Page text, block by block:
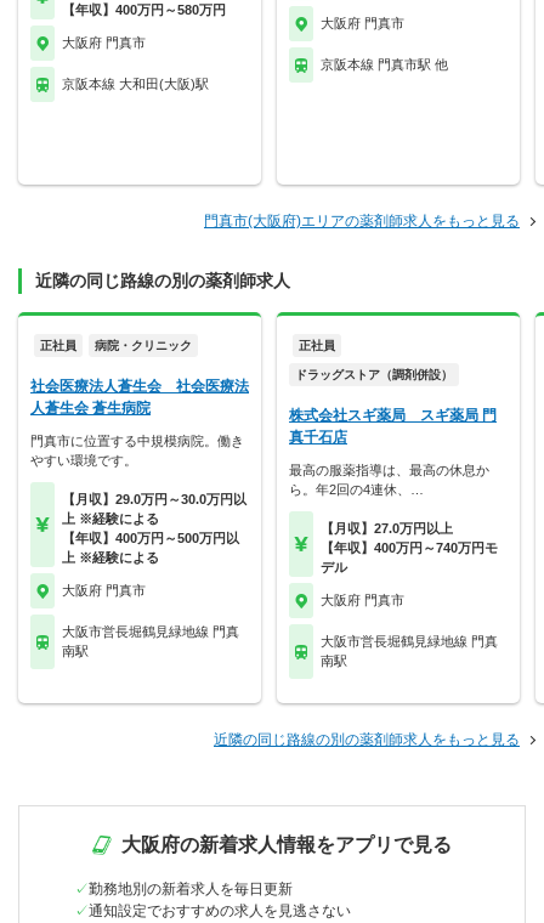
【年収】400万円～580万円
大阪府 門真市
京阪本線 大和田(大阪)駅
大阪府 門真市
京阪本線 門真市駅 他
門真市(大阪府)エリアの薬剤師求人をもっと見る
近隣の同じ路線の別の薬剤師求人
正社員 病院・クリニック
社会医療法人蒼生会 社会医療法
人蒼生会 蒼生病院
門真市に位置する中規模病院。働き
やすい環境です。
【月収】29.0万円～30.0万円以
上 ※経験による
【年収】400万円～500万円以
上 ※経験による
大阪府 門真市
大阪市営長堀鶴見緑地線 門真
南駅
正社員
ドラッグストア（調剤併設）
株式会社スギ薬局 スギ薬局 門
真千石店
最高の服薬指導は、最高の休息か
ら。年2回の4連休、…
【月収】27.0万円以上
【年収】400万円～740万円モ
デル
大阪府 門真市
大阪市営長堀鶴見緑地線 門真
南駅
近隣の同じ路線の別の薬剤師求人をもっと見る
大阪府の新着求人情報をアプリで見る
勤務地別の新着求人を毎日更新
通知設定でおすすめの求人を見逃さない